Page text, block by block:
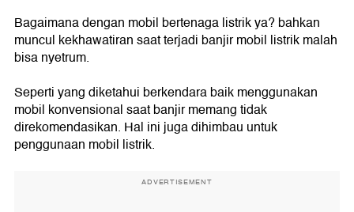
Bagaimana dengan mobil bertenaga listrik ya? bahkan
muncul kekhawatiran saat terjadi banjir mobil listrik malah
bisa nyetrum.
Seperti yang diketahui berkendara baik menggunakan
mobil konvensional saat banjir memang tidak
direkomendasikan. Hal ini juga dihimbau untuk
penggunaan mobil listrik.
ADVERTISEMENT